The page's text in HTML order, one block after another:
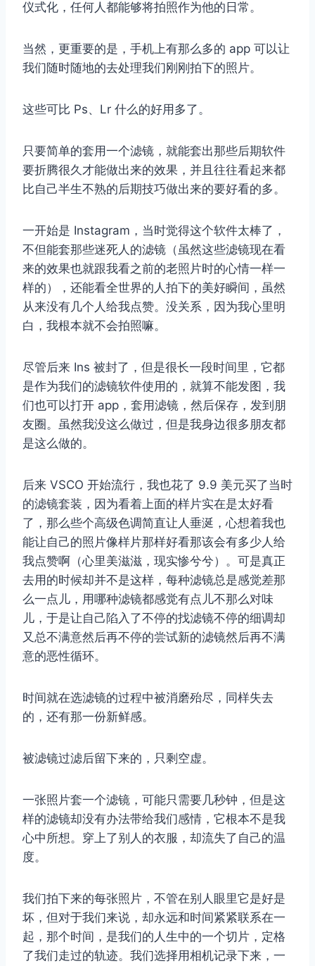
仪式化，任何人都能够将拍照作为他的日常。
当然，更重要的是，手机上有那么多的 app 可以让
我们随时随地的去处理我们刚刚拍下的照片。
这些可比 Ps、Lr 什么的好用多了。
只要简单的套用一个滤镜，就能套出那些后期软件
要折腾很久才能做出来的效果，并且往往看起来都
比自己半生不熟的后期技巧做出来的要好看的多。
一开始是 Instagram，当时觉得这个软件太棒了，
不但能套那些迷死人的滤镜（虽然这些滤镜现在看
来的效果也就跟我看之前的老照片时的心情一样一
样的），还能看全世界的人拍下的美好瞬间，虽然
从来没有几个人给我点赞。没关系，因为我心里明
白，我根本就不会拍照嘛。
尽管后来 Ins 被封了，但是很长一段时间里，它都
是作为我们的滤镜软件使用的，就算不能发图，我
们也可以打开 app，套用滤镜，然后保存，发到朋
友圈。虽然我没这么做过，但是我身边很多朋友都
是这么做的。
后来 VSCO 开始流行，我也花了 9.9 美元买了当时
的滤镜套装，因为看着上面的样片实在是太好看
了，那么些个高级色调简直让人垂涎，心想着我也
能让自己的照片像样片那样好看那该会有多少人给
我点赞啊（心里美滋滋，现实惨兮兮）。可是真正
去用的时候却并不是这样，每种滤镜总是感觉差那
么一点儿，用哪种滤镜都感觉有点儿不那么对味
儿，于是让自己陷入了不停的找滤镜不停的细调却
又总不满意然后再不停的尝试新的滤镜然后再不满
意的恶性循环。
时间就在选滤镜的过程中被消磨殆尽，同样失去
的，还有那一份新鲜感。
被滤镜过滤后留下来的，只剩空虚。
一张照片套一个滤镜，可能只需要几秒钟，但是这
样的滤镜却没有办法带给我们感情，它根本不是我
心中所想。穿上了别人的衣服，却流失了自己的温
度。
我们拍下来的每张照片，不管在别人眼里它是好是
坏，但对于我们来说，却永远和时间紧紧联系在一
起，那个时间，是我们的人生中的一个切片，定格
了我们走过的轨迹。我们选择用相机记录下来，一